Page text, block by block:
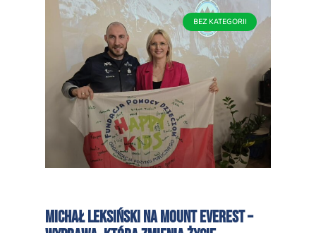
BEZ KATEGORII
Michał Leksiński na Mount Everest –